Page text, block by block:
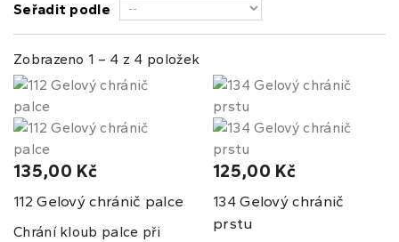
Seřadit podle
Zobrazeno 1 – 4 z 4 položek
135,00 Kč
112 Gelový chránič palce
Chrání kloub palce při
125,00 Kč
134Gelový chránič
prstu